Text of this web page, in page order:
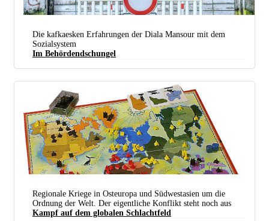
Dienstweg versperrt: Immer schwieriger wird es, im Sozialsystem seine Rechtsansprüche
Die kafkaesken Erfahrungen der Diala Mansour mit dem
Sozialsystem
Im Behördendschungel
Regionale Kriege in Osteuropa und Südwestasien um die
Ordnung der Welt. Der eigentliche Konflikt steht noch aus
Kampf auf dem globalen Schlachtfeld